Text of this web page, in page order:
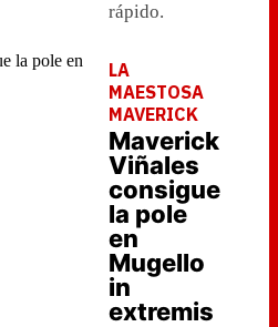
rápido.
LA
MAESTOSA
MAVERICK
Maverick
Viñales
consigue
la pole
en
Mugello
in
extremis